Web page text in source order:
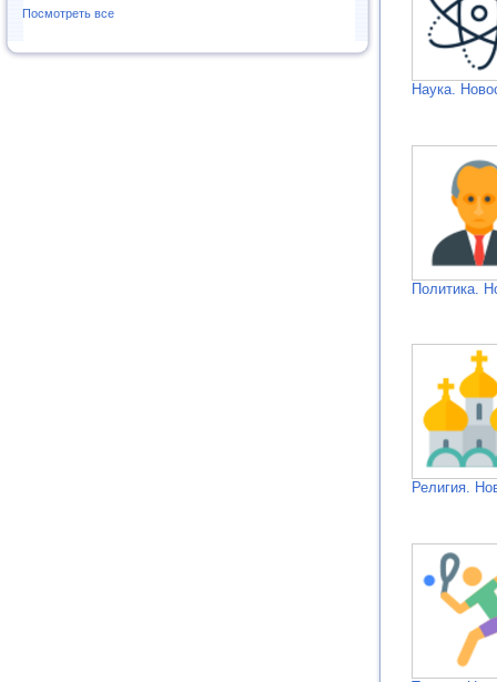
Посмотреть все
Наука.
Политика.
Религия.